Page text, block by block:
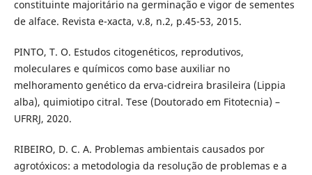
constituinte majoritário na germinação e vigor de sementes
de alface. Revista e-xacta, v.8, n.2, p.45-53, 2015.
PINTO, T. O. Estudos citogenéticos, reprodutivos,
moleculares e químicos como base auxiliar no
melhoramento genético da erva-cidreira brasileira (Lippia
alba), quimiotipo citral. Tese (Doutorado em Fitotecnia) –
UFRRJ, 2020.
RIBEIRO, D. C. A. Problemas ambientais causados por
agrotóxicos: a metodologia da resolução de problemas e a